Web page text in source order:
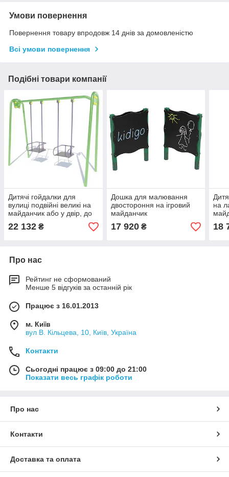
Умови повернення
Повернення товару впродовж 14 днів за домовленістю
Всі умови повернення
Подібні товари компанії
Дитячі гойдалки для
вулиці подвійні великі на
майданчик або у двір, до
120кг
22 132 ₴
Дошка для малювання
двостороння на ігровий
майданчик
17 920₴
на
18
Про нас
Рейтинг не сформований
Менше 5 відгуків за останній рік
Працює з 16.01.2013
м. Київ
вул В. Кільцева, 10, Київ, Україна
Контакти
Сьогодні працює з 09:00 до 21:00
Показати весь графік роботи
Про нас
Контакти
Доставка та оплата